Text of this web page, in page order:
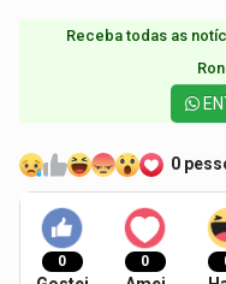
Receba todas as
0
0 0